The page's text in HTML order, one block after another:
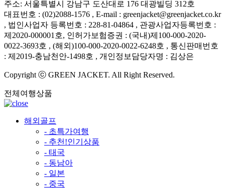
주소: 서울특별시 강남구 도산대로 176 대광빌딩 312호
대표번호 : (02)2088-1576 , E-mail : greenjacket@greenjacket.co.kr
, 법인사업자 등록번호 : 228-81-04864 , 관광사업자등록번호 :
제2020-000001호, 인허가보험증권 : (국내)제100-000-2020-
0022-3693호 , (해외)100-000-2020-0022-6248호 , 통신판매번호
: 제2019-충남천안-1498호 , 개인정보담당자명 : 김상은
Copyright ⓒ GREEN JACKET. All Right Reserved.
전체여행상품
해외골프
- 초특가여행
- 추천!인기상품
- 태국
- 동남아
- 일본
- 중국